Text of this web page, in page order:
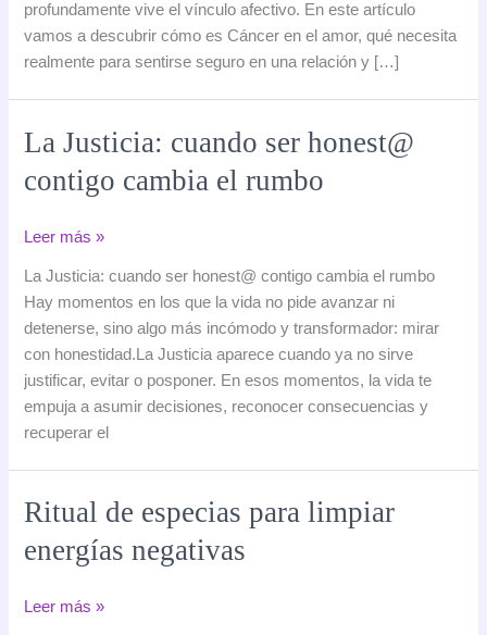
ama
y
quién
es
compatible
profundamente vive el vínculo afectivo. En este artículo
vamos a descubrir cómo es Cáncer en el amor, qué necesita
realmente para sentirse seguro en una relación y […]
La Justicia: cuando ser honest@
contigo cambia el rumbo
La
ser
cambia
rumbo
Leer más »
La Justicia: cuando ser honest@ contigo cambia el rumbo
Hay momentos en los que la vida no pide avanzar ni
detenerse, sino algo más incómodo y transformador: mirar
con honestidad.La Justicia aparece cuando ya no sirve
justificar, evitar o posponer. En esos momentos, la vida te
empuja a asumir decisiones, reconocer consecuencias y
recuperar el
Ritual de especias para limpiar
energías negativas
Ritual
Leer más »